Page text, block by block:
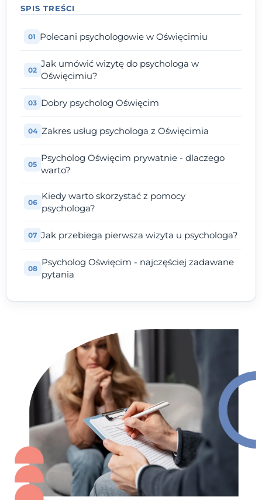
SPIS TREŚCI
Polecani psychologowie w Oświęcimiu
Jak umówić wizytę do psychologa w
Oświęcimiu?
Dobry psycholog Oświęcim
Zakres usług psychologa z Oświęcimia
Psycholog Oświęcim prywatnie - dlaczego
warto?
Kiedy warto skorzystać z pomocy
psychologa?
Jak przebiega pierwsza wizyta u psychologa?
Psycholog Oświęcim - najczęściej zadawane
pytania